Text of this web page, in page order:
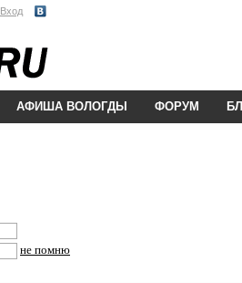
Вход
АФИША ВОЛОГДЫ ФОРУМ
не помню